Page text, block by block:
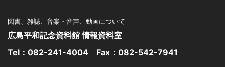
図書、雑誌、音楽・音声、動画について
広島平和記念資料館 情報資料室
Tel： 082-241-4004 Fax：082-542-7941